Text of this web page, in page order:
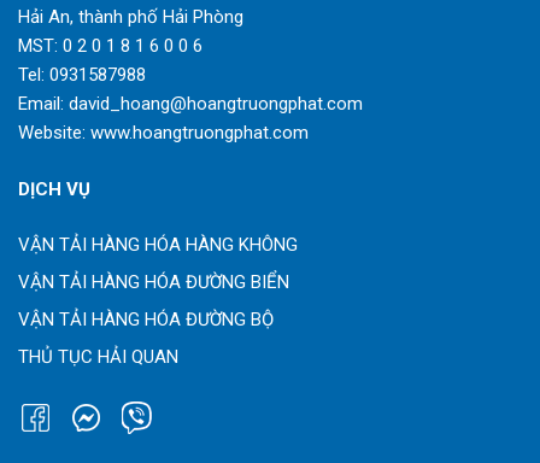
Hải An, thành phố Hải Phòng
MST: 0 2 0 1 8 1 6 0 0 6
Tel: 0931587988
Email: david_hoang@hoangtruongphat.com
Website: www.hoangtruongphat.com
DỊCH VỤ
VẬN TẢI HÀNG HÓA HÀNG KHÔNG
VẬN TẢI HÀNG HÓA ĐƯỜNG BIỂN
VẬN TẢI HÀNG HÓA ĐƯỜNG BỘ
THỦ TỤC HẢI QUAN